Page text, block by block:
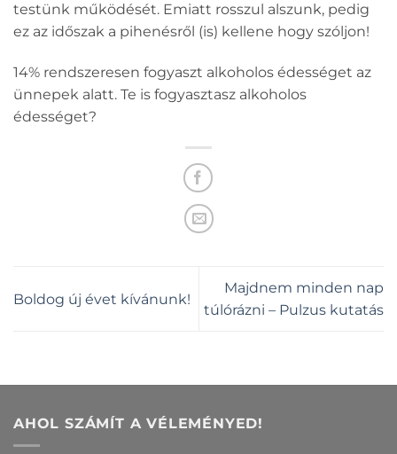
testünk működését. Emiatt rosszul alszunk, pedig
ez az időszak a pihenésről (is) kellene hogy szóljon!
14% rendszeresen fogyaszt alkoholos édességet az
ünnepek alatt. Te is fogyasztasz alkoholos
édességet?
Boldog új évet kívánunk!
Majdnem minden nap
túlórázni – Pulzus kutatás
AHOL SZÁMÍT A VÉLEMÉNYED!